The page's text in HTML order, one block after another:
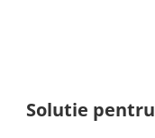
Solutie pentru